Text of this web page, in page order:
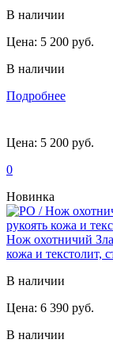
В наличии
Цена: 5 200 руб.
В наличии
Подробнее
Цена: 5 200 руб.
0
Новинка
Нож охотничий
кожа и текстолит,
В наличии
Цена: 6 390 руб.
В наличии